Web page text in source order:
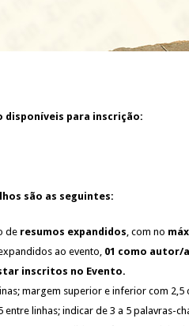
disponíveis para inscrição:
são as seguintes:
de resumos expandidos, com no
ao evento, 01 como autor/
inscritos no Evento.
margem superior e inferior com
entre linhas; indicar de 3 a 5 palavras-